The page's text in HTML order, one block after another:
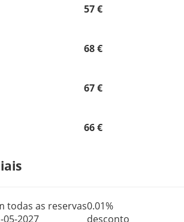
57 €
68 €
67 €
66 €
todas as reservas
05-2027
0.01%
desconto